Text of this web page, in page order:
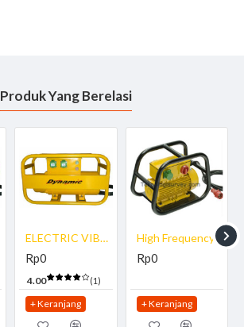
Produk Yang Berelasi
ELECTRIC VIBRATOR DYNAMIC DHF 36/2 C
Rp0
4.00 (1)
+ Keranjang
High Frequency Converter ENARCO AFE 2500 T
Rp0
+ Keranjang